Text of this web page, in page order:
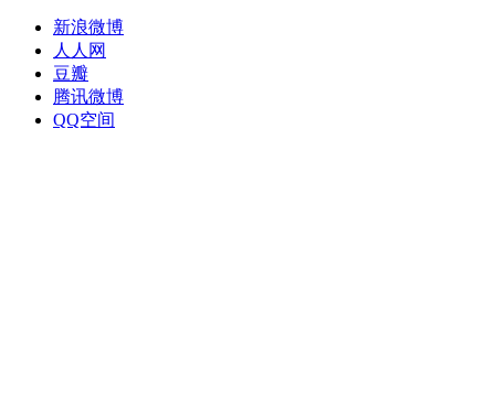
新浪微博
人人网
豆瓣
腾讯微博
QQ空间